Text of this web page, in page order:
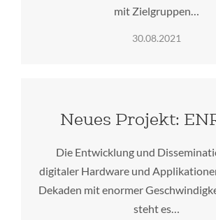
mit Zielgruppen…
30.08.2021
Neues Projekt:
Die Entwicklung und
digitaler Hardware und
Dekaden mit enormer
steht es…